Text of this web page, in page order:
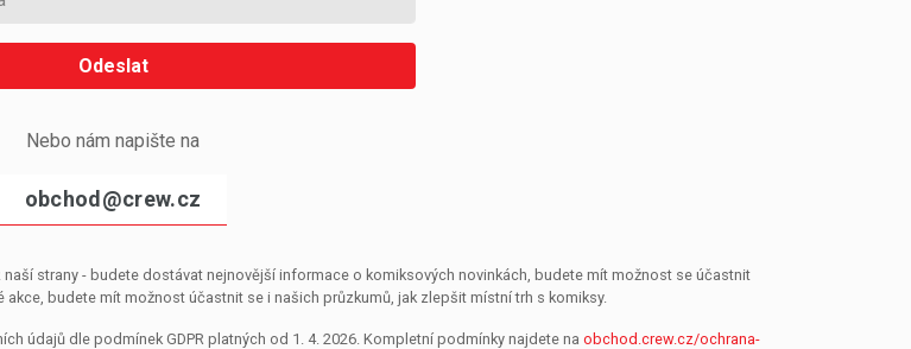
Odeslat
Nebo nám napište na
obchod@crew.cz
strany - budete dostávat nejnovější informace o komiksových novinkách, budete mít možnost se účastnit
budete mít možnost účastnit se i našich průzkumů, jak zlepšit místní trh s komiksy.
údajů dle podmínek GDPR platných od 1. 4. 2026. Kompletní podmínky najdete na obchod.crew.cz/ochrana-